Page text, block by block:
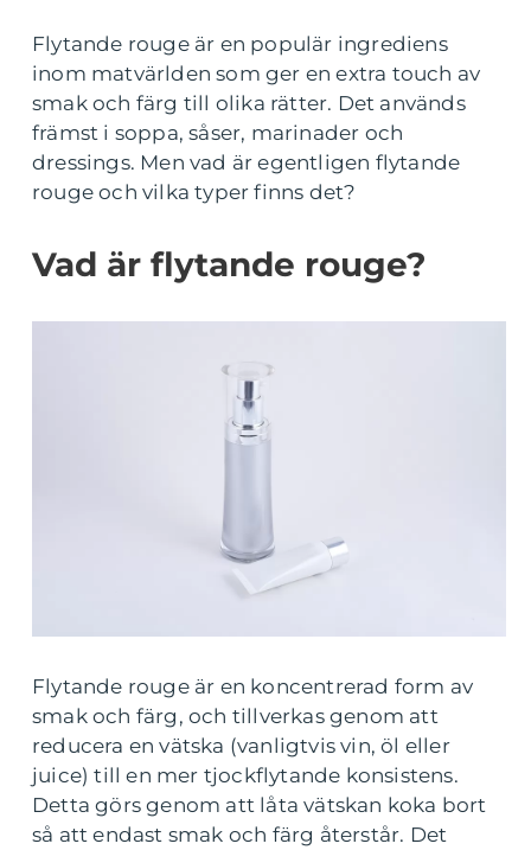
Flytande rouge är en populär ingrediens
inom matvärlden som ger en extra touch av
smak och färg till olika rätter. Det används
främst i soppa, såser, marinader och
dressings. Men vad är egentligen flytande
rouge och vilka typer finns det?
Vad är flytande rouge?
Flytande rouge är en koncentrerad form av
smak och färg, och tillverkas genom att
reducera en vätska (vanligtvis vin, öl eller
juice) till en mer tjockflytande konsistens.
Detta görs genom att låta vätskan koka bort
så att endast smak och färg återstår. Det